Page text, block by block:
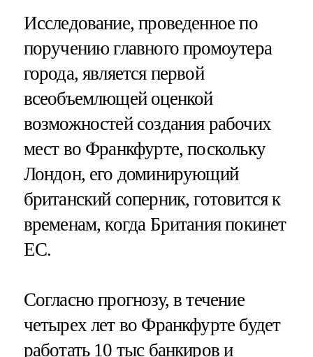
Исследование, проведенное по
поручению главного промоутера
города, является первой
всеобъемлющей оценкой
возможностей создания рабочих
мест во Франкфурте, поскольку
Лондон, его доминирующий
британский соперник, готовится к
временам, когда Британия покинет
ЕС.
Согласно прогнозу, в течение
четырех лет во Франкфурте будет
работать 10 тыс банкиров и